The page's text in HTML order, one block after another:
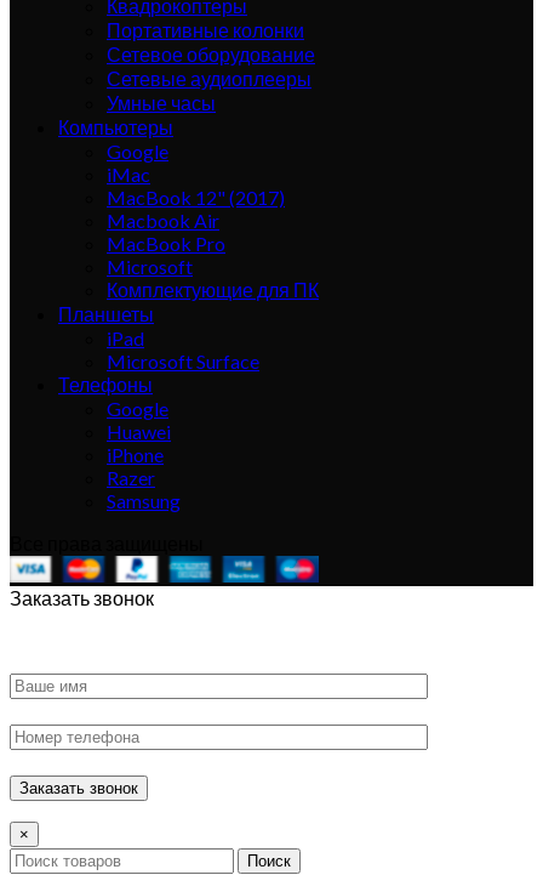
Квадрокоптеры
Портативные колонки
Сетевое оборудование
Сетевые аудиоплееры
Умные часы
Компьютеры
Google
iMac
MacBook 12" (2017)
Macbook Air
MacBook Pro
Microsoft
Комплектующие для ПК
Планшеты
iPad
Microsoft Surface
Телефоны
Google
Huawei
iPhone
Razer
Samsung
Заказать звонок
×
Поиск